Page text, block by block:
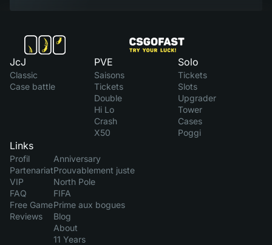
JcJ
Classic
Case battle
PVE
Saisons
Tickets
Double
Hi Lo
Crash
X50
Solo
Tickets
Slots
Upgrader
Tower
Cases
Poggi
Links
Profil
Partenariat
VIP
FAQ
Free Game
Reviews
Anniversary
Prouvablement juste
North Pole
FIFA
Prime aux bogues
Blog
About
11 Years